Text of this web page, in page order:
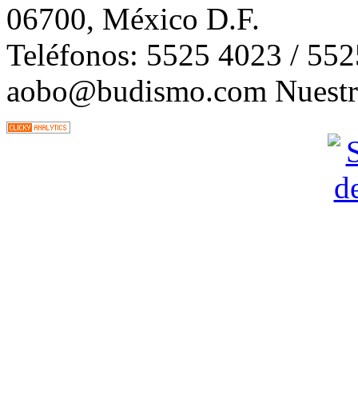
06700, México D.F.
Teléfonos: 5525 4023 /
aobo@budismo.com